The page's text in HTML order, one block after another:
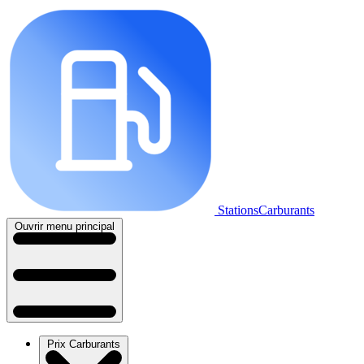
StationsCarburants
Ouvrir menu principal
Prix Carburants